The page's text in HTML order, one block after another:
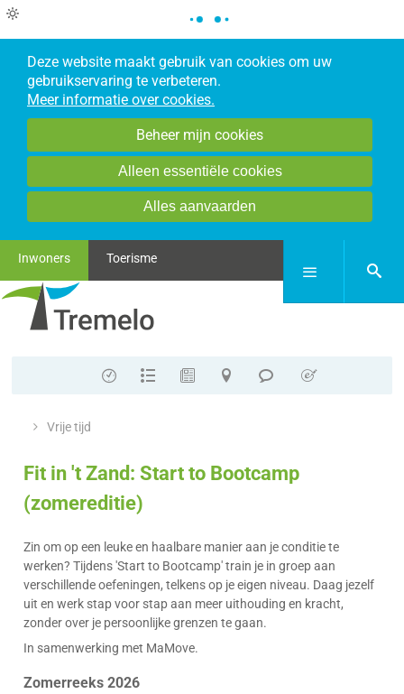
Deze website maakt gebruik van cookies om uw
gebruikservaring te verbeteren.
Meer informatie over cookies.
Beheer mijn cookies
Alleen essentiële cookies
Alles aanvaarden
Inwoners Toerisme
Vrije tijd
Fit in 't Zand: Start to Bootcamp
(zomereditie)
Zin om op een leuke en haalbare manier aan je conditie te
werken? Tijdens 'Start to Bootcamp' train je in groep aan
verschillende oefeningen, telkens op je eigen niveau. Daag jezelf
uit en werk stap voor stap aan meer uithouding en kracht,
zonder over je persoonlijke grenzen te gaan.
In samenwerking met MaMove.
Zomerreeks 2026